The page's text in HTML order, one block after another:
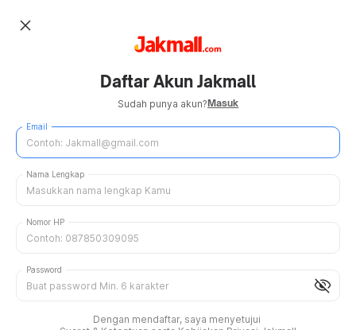
close
Daftar Akun Jakmall
Sudah punya akun?Masuk
Email
Nama Lengkap
Nomor HP
visibility_off
Password
Dengan mendaftar, saya menyetujui